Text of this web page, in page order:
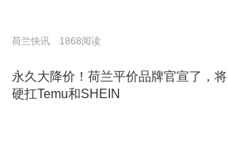
荷兰快讯 1868阅读
永久大降价！荷兰平价品牌官宣了，将
硬扛Temu和SHEIN